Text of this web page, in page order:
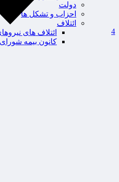
دولت
احزاب و تشکل ها
ائتلاف
ائتلاف های
کانون بیمه شورای
4